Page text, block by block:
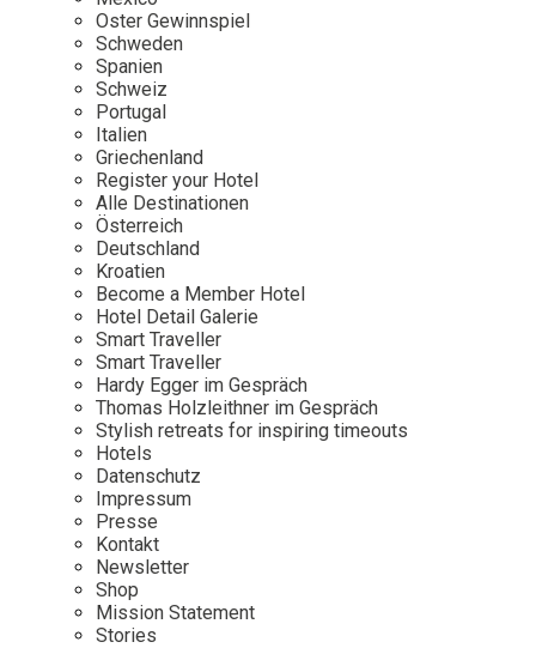
Mexico
Niederlande
Österreich
Portugal
Schweden
Spanien
Schweiz
Persönlichkeiten
Our Story
Career
Kontakt
Impressum
Oster Gewinnspiel
Schweden
Spanien
Schweiz
Portugal
Italien
Griechenland
Register your Hotel
Alle Destinationen
Österreich
Deutschland
Kroatien
Become a Member Hotel
Hotel Detail Galerie
Smart Traveller
Smart Traveller
Hardy Egger im Gespräch
Thomas Holzleithner im Gespräch
Stylish retreats for inspiring timeouts
Hotels
Datenschutz
Impressum
Presse
Kontakt
Newsletter
Shop
Mission Statement
Stories